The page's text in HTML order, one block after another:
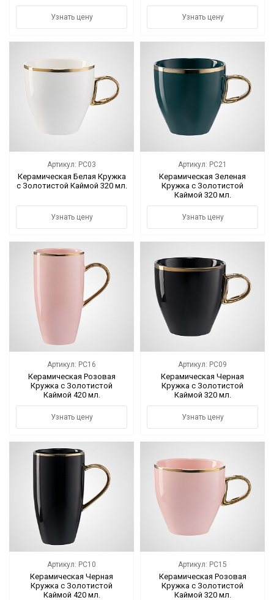
Узнать цену Узнать цену
Артикул: PC03
Керамическая Белая Кружка
с Золотистой Каймой 320 мл.
Узнать цену
Артикул: PC21
Керамическая Зеленая
Кружка с Золотистой
Каймой 320 мл.
Узнать цену
Артикул: PC16
Керамическая Розовая
Кружка с Золотистой
Каймой 420 мл.
Узнать цену
Артикул: PC09
Керамическая Черная
Кружка с Золотистой
Каймой 320 мл.
Узнать цену
Артикул: PC10
Керамическая Черная
Кружка с Золотистой
Каймой 420 мл.
Артикул: PC15
Керамическая Розовая
Кружка с Золотистой
Каймой 320 мл.